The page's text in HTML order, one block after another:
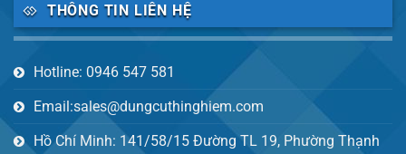
THÔNG TIN LIÊN HỆ
Hotline: 0946 547 581
Email:sales@dungcuthinghiem.com
Hồ Chí Minh: 141/58/15 Đường TL 19, Phường Thạnh